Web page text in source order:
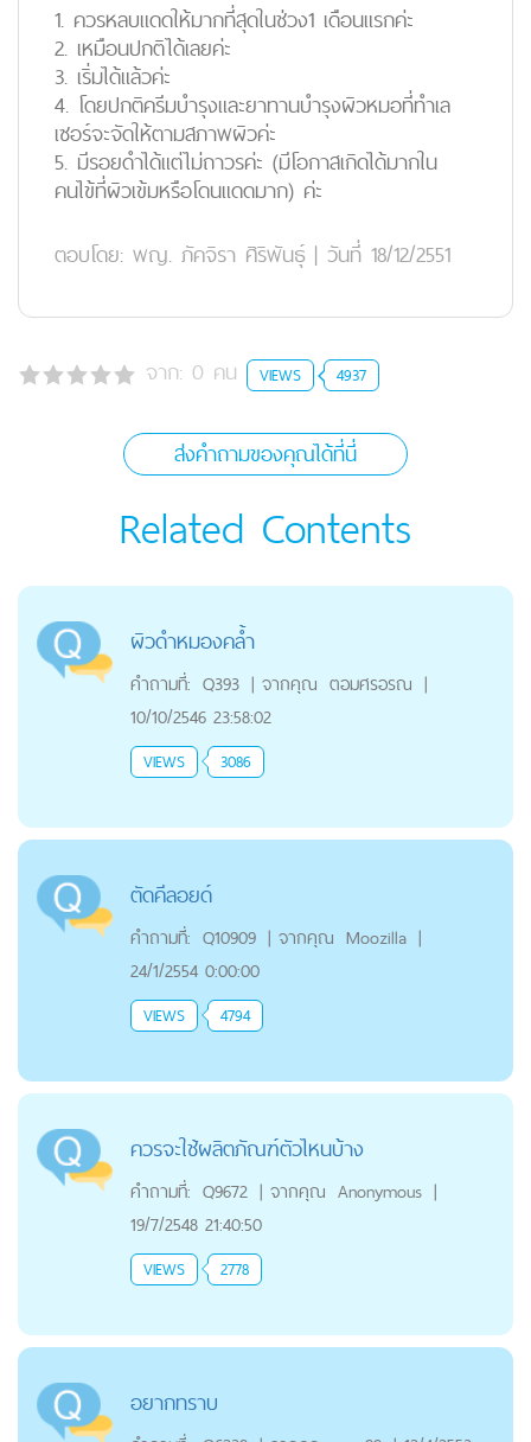
1. ควรหลบแดดให้มากที่สุดในช่วง1 เดือนแรกค่ะ
2. เหมือนปกติได้เลยค่ะ
3. เริ่มได้แล้วค่ะ
4. โดยปกติครีมบำรุงและยาทานบำรุงผิวหมอที่ทำเล
เซอร์จะจัดให้ตามสภาพผิวค่ะ
5. มีรอยดำได้แต่ไม่ถาวรค่ะ (มีโอกาสเกิดได้มากใน
คนไข้ที่ผิวเข้มหรือโดนแดดมาก) ค่ะ
ตอบโดย: พญ. ภัคจิรา ศิริพันธุ์ | วันที่ 18/12/2551
จาก: 0 คน VIEWS 4937
ส่งคำถามของคุณได้ที่นี่
Related Contents
ผิวดำหมองคล้ำ
คำถามที่: Q393 | จากคุณ ตอมศรอรณ |
10/10/2546 23:58:02
VIEWS 3086
ตัดคีลอยด์
คำถามที่: Q10909 | จากคุณ Moozilla |
24/1/2554 0:00:00
VIEWS 4794
ควรจะใช้ผลิตภัณฑ์ตัวไหนบ้าง
คำถามที่: Q9672 | จากคุณ Anonymous |
19/7/2548 21:40:50
VIEWS 2778
อยากทราบ